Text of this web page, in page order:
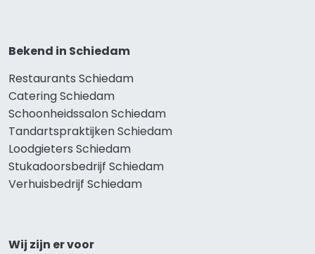
Bekend in Schiedam
Restaurants Schiedam
Catering Schiedam
Schoonheidssalon Schiedam
Tandartspraktijken Schiedam
Loodgieters Schiedam
Stukadoorsbedrijf Schiedam
Verhuisbedrijf Schiedam
Wij zijn er voor